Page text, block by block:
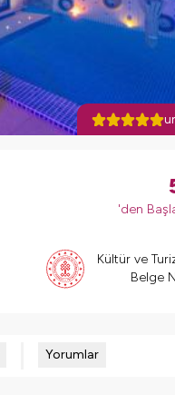
'den
Kültür ve
Belge
Yorumlar